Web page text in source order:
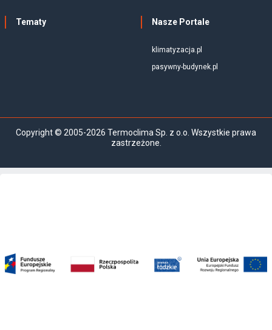
Tematy Nasze Portale
klimatyzacja.pl
pasywny-budynek.pl
Copyright © 2005-2026 Termoclima Sp. z o.o. Wszystkie prawa
zastrzeżone.